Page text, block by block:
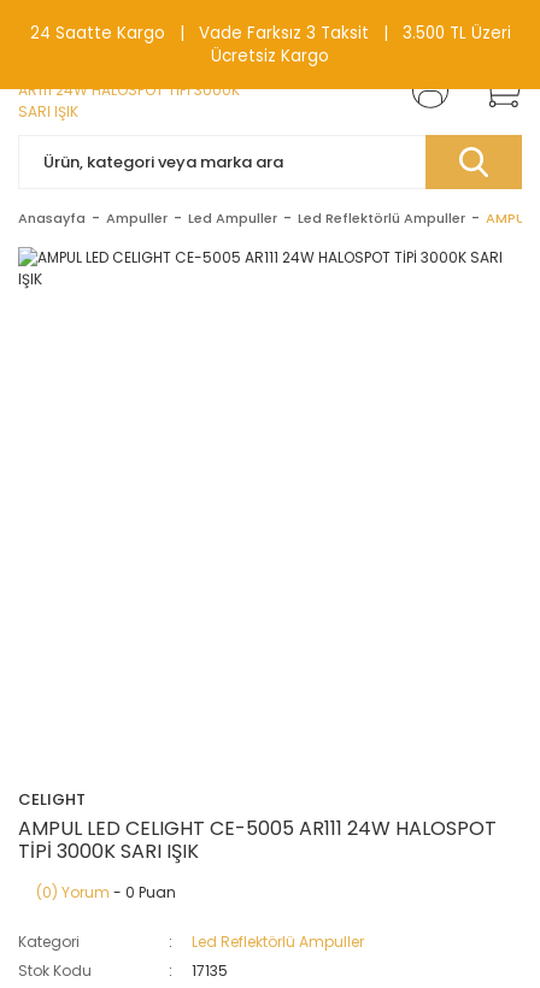
0(212) 240 87 88
Anasayfa Ampuller Led Ampuller Led Reflektörlü Ampuller AMPUL
CELIGHT
AMPUL LED CELIGHT CE-5005 AR111 24W HALOSPOT
TİPİ 3000K SARI IŞIK
(0) Yorum - 0 Puan
Kategori
Led Reflektörlü Ampuller
Stok Kodu
17135
24 Saatte Kargo | Vade Farksız 3 Taksit | 3.500 TL Üzeri
Ücretsiz Kargo